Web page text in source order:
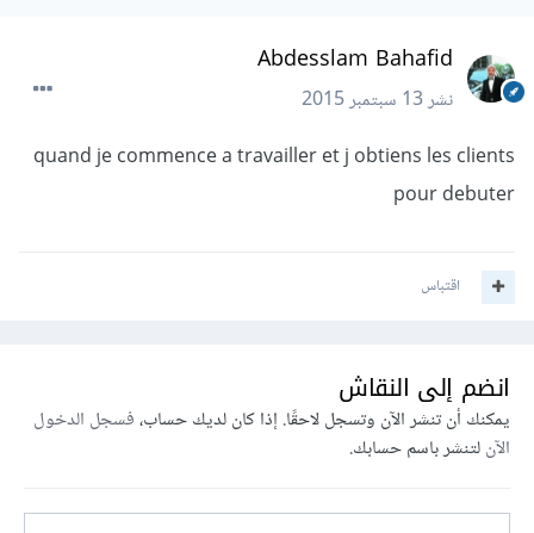
Abdesslam Bahafid
نشر13 سبتمبر 2015
quand je commence a travailler et j obtiens les clients
pour debuter
اقتباس
انضم إلى النقاش
يمكنك أن تنشر الآن وتسجل لاحقًا. إذا كان لديك حساب،فسجل الدخول
الآنلتنشر باسم حسابك.